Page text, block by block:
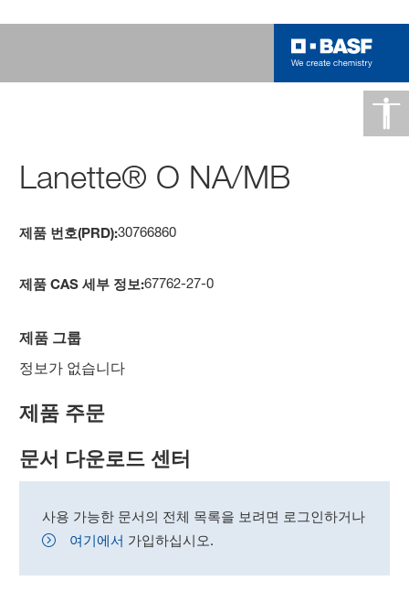
Lanette® O NA/MB
제품 번호(PRD):30766860
제품 CAS 세부 정보:67762-27-0
제품 그룹
정보가 없습니다
제품 주문
문서 다운로드 센터
사용 가능한 문서의 전체 목록을 보려면 로그인하거나
여기에서 가입하십시오.